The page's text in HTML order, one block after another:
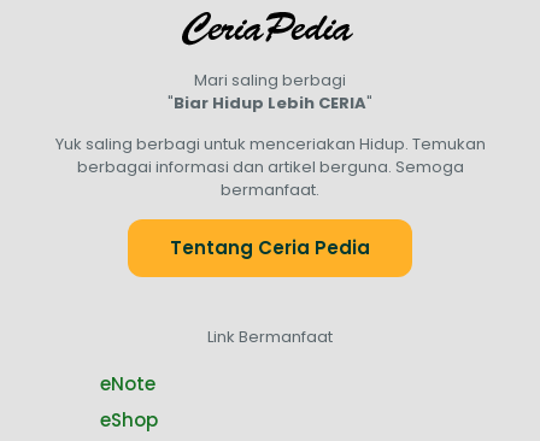
Mari saling berbagi
"Biar Hidup Lebih CERIA"
Yuk saling berbagi untuk menceriakan Hidup. Temukan
berbagai informasi dan artikel berguna. Semoga
bermanfaat.
Tentang Ceria Pedia
Link Bermanfaat
eNote
eShop